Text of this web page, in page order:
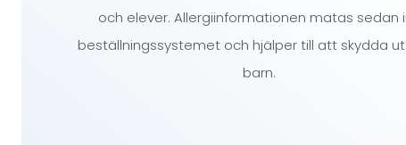
och elever. Allergiinformationen matas sedan
beställningssystemet och hjälper till att skydda
barn.